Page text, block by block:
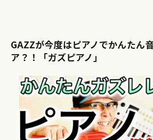
GAZZが今度はピアノでかんたん
ア？！「ガズピアノ」